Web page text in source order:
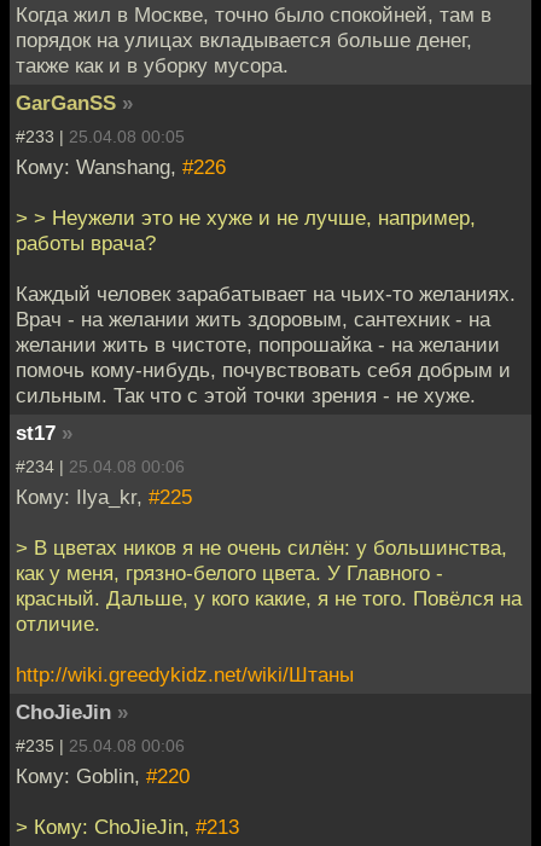
Когда жил в Москве, точно было спокойней, там в
порядок на улицах вкладывается больше денег,
также как и в уборку мусора.
GarGanSS »
#233 | 25.04.08 00:05
Кому: Wanshang, #226
> > Неужели это не хуже и не лучше, например,
работы врача?
Каждый человек зарабатывает на чьих-то желаниях.
Врач - на желании жить здоровым, сантехник - на
желании жить в чистоте, попрошайка - на желании
помочь кому-нибудь, почувствовать себя добрым и
сильным. Так что с этой точки зрения - не хуже.
st17 »
#234 | 25.04.08 00:06
Кому: Ilya_kr, #225
> В цветах ников я не очень силён: у большинства,
как у меня, грязно-белого цвета. У Главного -
красный. Дальше, у кого какие, я не того. Повёлся на
отличие.
http://wiki.greedykidz.net/wiki/Штаны
ChoJieJin »
#235 | 25.04.08 00:06
Кому: Goblin, #220
> Кому: ChoJieJin, #213